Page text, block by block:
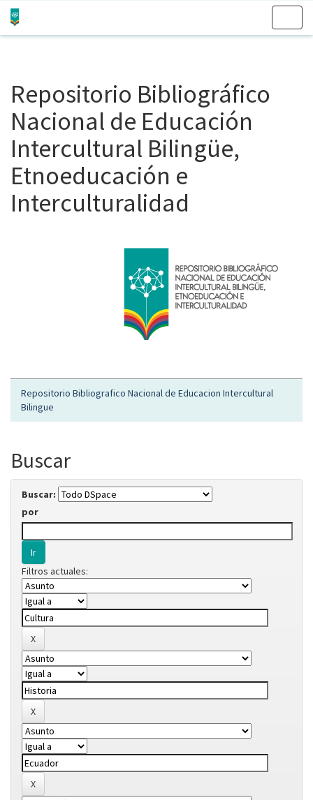
Repositorio Bibliográfico
Nacional de Educación
Intercultural Bilingüe,
Etnoeducación e
Interculturalidad
Repositorio Bibliografico Nacional de Educacion Intercultural
Bilingue
Buscar
Buscar:
por
Filtros actuales: